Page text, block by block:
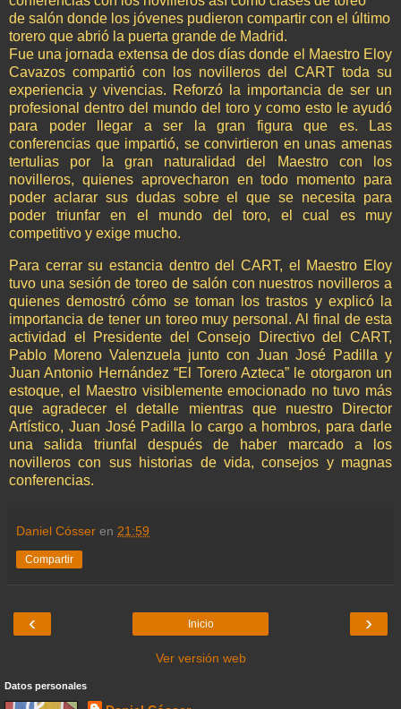
de salón donde los jóvenes pudieron compartir con el último
torero que abrió la puerta grande de Madrid.
Fue una jornada extensa de dos días donde el Maestro Eloy
Cavazos compartió con los novilleros del CART toda su
experiencia y vivencias. Reforzó la importancia de ser un
profesional dentro del mundo del toro y como esto le ayudó
para poder llegar a ser la gran figura que es. Las
conferencias que impartió, se convirtieron en unas amenas
tertulias por la gran naturalidad del Maestro con los
novilleros, quienes aprovecharon en todo momento para
poder aclarar sus dudas sobre el que se necesita para
poder triunfar en el mundo del toro, el cual es muy
competitivo y exige mucho.
Para cerrar su estancia dentro del CART, el Maestro Eloy
tuvo una sesión de toreo de salón con nuestros novilleros a
quienes demostró cómo se toman los trastos y explicó la
importancia de tener un toreo muy personal. Al final de esta
actividad el Presidente del Consejo Directivo del CART,
Pablo Moreno Valenzuela junto con Juan José Padilla y
Juan Antonio Hernández “El Torero Azteca” le otorgaron un
estoque, el Maestro visiblemente emocionado no tuvo más
que agradecer el detalle mientras que nuestro Director
Artístico, Juan José Padilla lo cargo a hombros, para darle
una salida triunfal después de haber marcado a los
novilleros con sus historias de vida, consejos y magnas
conferencias.
Daniel Cósser en 21:59
Compartir
‹ ›
Inicio
Ver versión web
Datos personales